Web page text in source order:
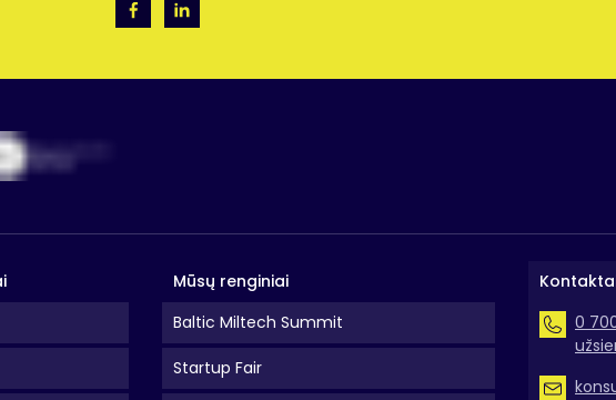
į kurias komandiruojami darbuotojai
Mūsų renginiai
Baltic Miltech Summit
Startup Fair
0